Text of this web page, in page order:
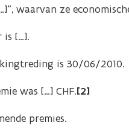
waarvan ze
is […].
is 30/06/2010.
was […] CHF.[2]
premies.